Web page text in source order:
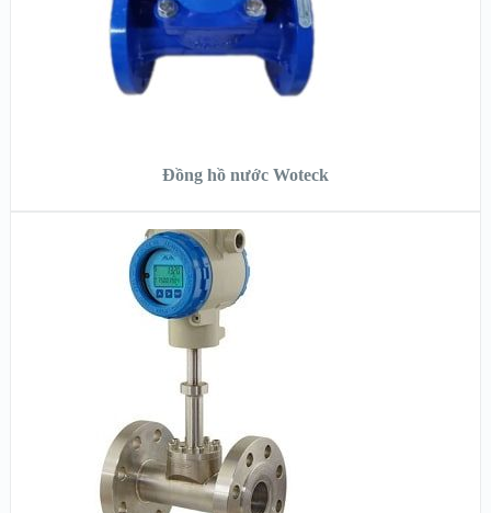
Đồng hồ nước Woteck
XEM NHANH
XEM CHI TIẾT